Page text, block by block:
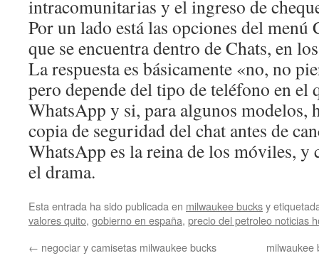
intracomunitarias y el ingreso de
Por un lado está las opciones del menú
que se encuentra dentro de Chats, en
La respuesta es básicamente «no, no
pero depende del tipo de teléfono en el
WhatsApp y si, para algunos modelos,
copia de seguridad del chat antes de
WhatsApp es la reina de los móviles, y
el drama.
Esta entrada ha sido publicada en milwaukee bucksy
valores quito, gobierno en españa, precio del petroleo noticias
← negociar y camisetas milwaukee bucks milwaukee